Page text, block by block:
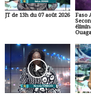
JT de 13h du 07 août 2026
Faso